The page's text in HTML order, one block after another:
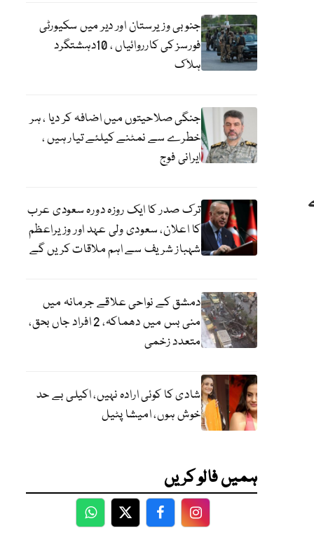
جنوبی وزیرستان اور دیر میں سکیورٹی
فورسز کی کارروائیاں ، 10دہشتگرد
ہلاک
جنگی صلاحیتوں میں اضافہ کر دیا ، ہر
خطرے سے نمٹنے کیلئے تیار ہیں ،
ایرانی فوج
ترک صدر کا ایک روزہ دورہ سعودی عرب
کا اعلان، سعودی ولی عہد اور وزیراعظم
شہباز شریف سے اہم ملاقات کریں گے
دمشق کے نواحی علاقے جرمانہ میں
منی بس میں دھماکہ، 2 افراد جاں بحق،
متعدد زخمی
شادی کا کوئی ارادہ نہیں، اکیلی بے حد
خوش ہوں، امیشا پٹیل
ہمیں فالو کریں
WhatsApp
TwitterFacebookFacebook